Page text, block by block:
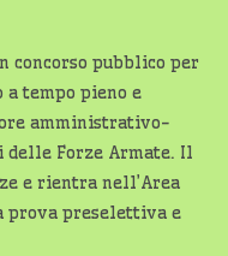
concorso pubblico per
a tempo pieno e
amministrativo-
Forze Armate. Il
e rientra nell’Area
prova preselettiva e